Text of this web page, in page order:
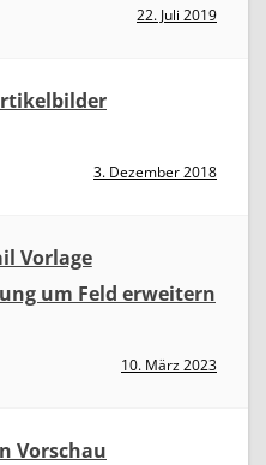
22. Juli 2019
3. Dezember 2018
Vorlage
um Feld erweitern
10. März 2023
Vorschau